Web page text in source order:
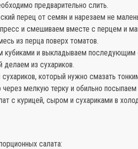
предварительно слить.
перец от семян и нарезаем не
и смешиваем вместе с перцем и
из перца поверх томатов.
кубиками и выкладываем последующим
из сухариков.
который нужно смазать
мелкую терку и обильно посыпаем
с курицей, сыром и сухариками в
салата: